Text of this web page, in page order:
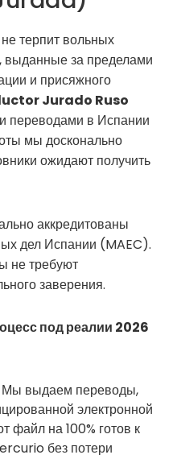
терпит вольных
выданные за пределами
и присяжного
Jurado Ruso
переводами в Испании
мы досконально
ожидают получить
аккредитованы
дел Испании (MAEC).
не требуют
заверения.
под реалии 2026
Мы выдаем переводы,
электронной
на 100% готов к
без потери